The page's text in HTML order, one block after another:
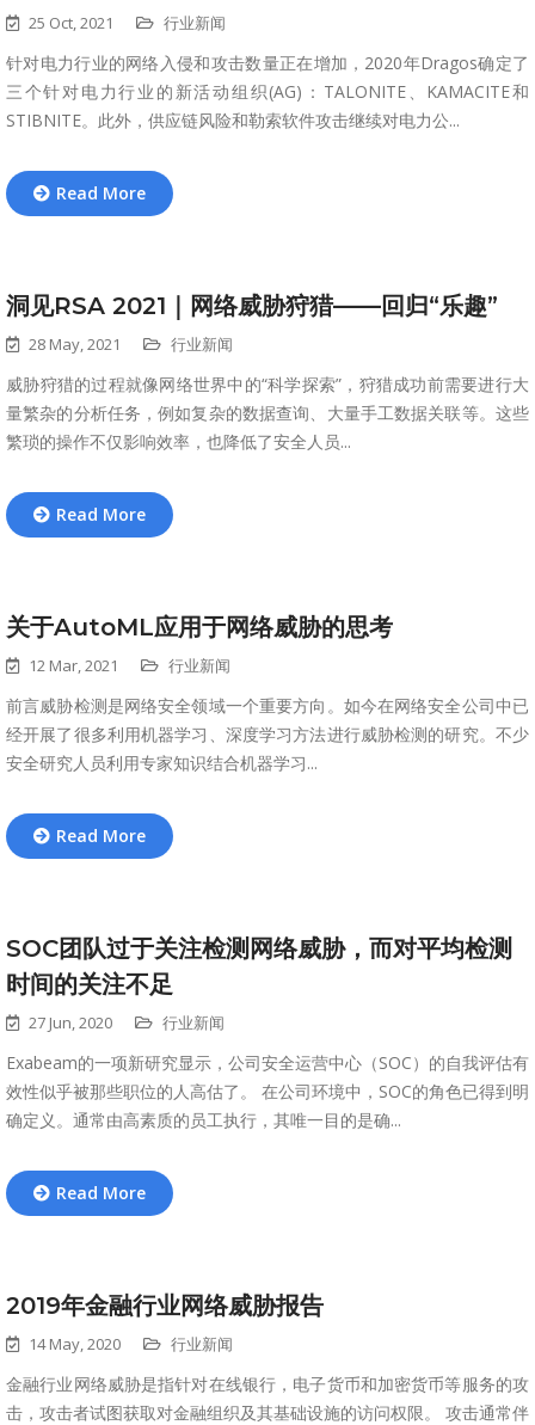
25 Oct, 2021 行业新闻
针对电力行业的网络入侵和攻击数量正在增加，2020年Dragos确定了
三个针对电力行业的新活动组织(AG)：TALONITE、KAMACITE和
STIBNITE。此外，供应链风险和勒索软件攻击继续对电力公...
Read More
洞见RSA 2021｜网络威胁狩猎——回归“乐趣”
28 May, 2021 行业新闻
威胁狩猎的过程就像网络世界中的“科学探索”，狩猎成功前需要进行大
量繁杂的分析任务，例如复杂的数据查询、大量手工数据关联等。这些
繁琐的操作不仅影响效率，也降低了安全人员...
Read More
关于AutoML应用于网络威胁的思考
12 Mar, 2021 行业新闻
前言威胁检测是网络安全领域一个重要方向。如今在网络安全公司中已
经开展了很多利用机器学习、深度学习方法进行威胁检测的研究。不少
安全研究人员利用专家知识结合机器学习...
Read More
SOC团队过于关注检测网络威胁，而对平均检测
时间的关注不足
27 Jun, 2020 行业新闻
Exabeam的一项新研究显示，公司安全运营中心（SOC）的自我评估有
效性似乎被那些职位的人高估了。 在公司环境中，SOC的角色已得到明
确定义。通常由高素质的员工执行，其唯一目的是确...
Read More
2019年金融行业网络威胁报告
14 May, 2020 行业新闻
金融行业网络威胁是指针对在线银行，电子货币和加密货币等服务的攻
击，攻击者试图获取对金融组织及其基础设施的访问权限。 攻击通常伴